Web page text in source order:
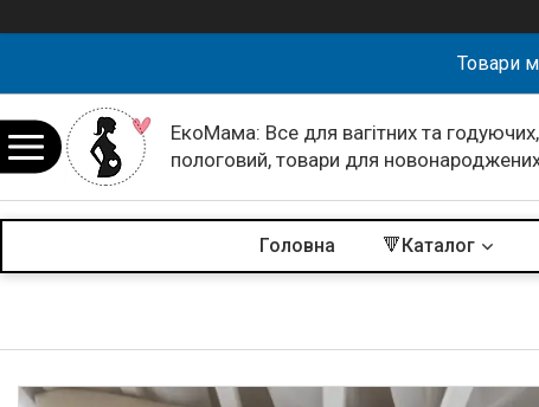
Товари
ЕкоМама: Все для вагітних та
пологовий, товари для
Головна 🔻Каталог